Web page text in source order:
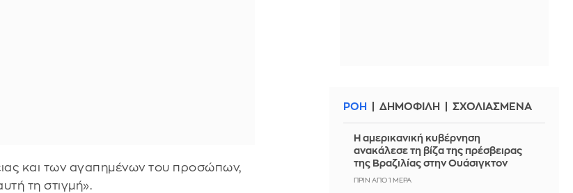
και των αγαπημένων του προσώπων,
τη στιγμή».
ΡΟΗ ΔΗΜΟΦΙΛΗ ΣΧΟΛΙΑΣΜΕΝΑ
Η αμερικανική κυβέρνηση
ανακάλεσε τη βίζα της πρέσβειρας
της Βραζιλίας στην Ουάσιγκτον
ΠΡΙΝ ΑΠΌ 1 ΜΈΡΑ